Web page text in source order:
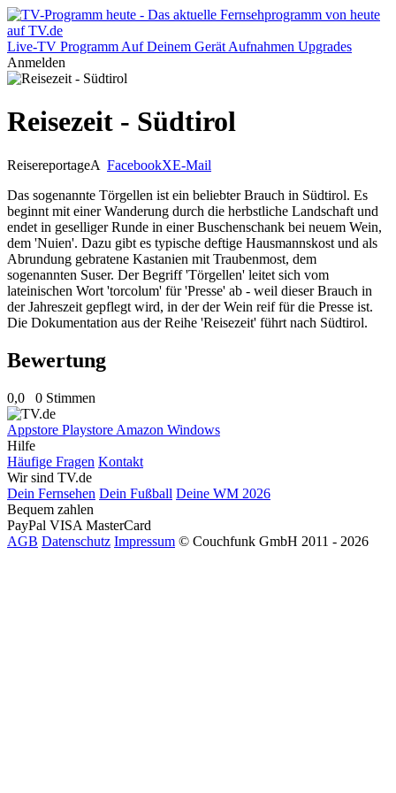
Live-TV Programm Auf Deinem Gerät Aufnahmen Upgrades
Anmelden
Reisezeit - Südtirol
ReisereportageA FacebookXE-Mail
Das sogenannte Törgellen ist ein beliebter Brauch in Südtirol. Es
beginnt mit einer Wanderung durch die herbstliche Landschaft und
endet in geselliger Runde in einer Buschenschank bei neuem Wein,
dem 'Nuien'. Dazu gibt es typische deftige Hausmannskost und als
Abrundung gebratene Kastanien mit Traubenmost, dem
sogenannten Suser. Der Begriff 'Törgellen' leitet sich vom
lateinischen Wort 'torcolum' für 'Presse' ab - weil dieser Brauch in
der Jahreszeit gepflegt wird, in der der Wein reif für die Presse ist.
Die Dokumentation aus der Reihe 'Reisezeit' führt nach Südtirol.
Bewertung
0,0 0 Stimmen
Appstore Playstore Amazon Windows
Hilfe
Häufige Fragen Kontakt
Wir sind TV.de
Dein Fernsehen Dein Fußball Deine WM 2026
Bequem zahlen
PayPal VISA MasterCard
AGB Datenschutz Impressum © Couchfunk GmbH 2011 - 2026